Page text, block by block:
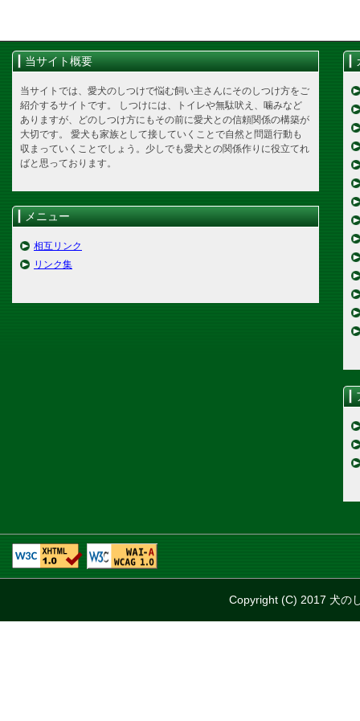
当サイト概要
当サイトでは、愛犬のしつけで悩む飼い主さんにそのしつけ方をご
紹介するサイトです。 しつけには、トイレや無駄吠え、噛みなど
ありますが、どのしつけ方にもその前に愛犬との信頼関係の構築が
大切です。 愛犬も家族として接していくことで自然と問題行動も
収まっていくことでしょう。少しでも愛犬との関係作りに役立てれ
ばと思っております。
メニュー
相互リンク
リンク集
Copyright (C) 2017 犬の